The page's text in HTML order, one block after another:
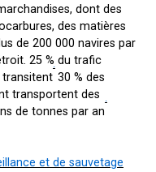
dont des
des matières
de 200 000 navires par
25 % du trafic
transitent
.
30 % des
transportent des
de tonnes par an
.
et de sauvetage